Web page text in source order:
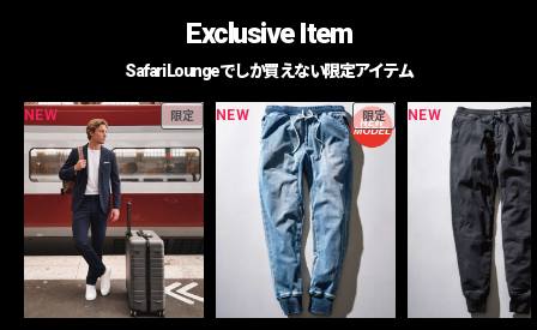
Exclusive Item
Safari Loungeでしか買えない限定アイテム
NEW 限定 NEW 限定 NEW